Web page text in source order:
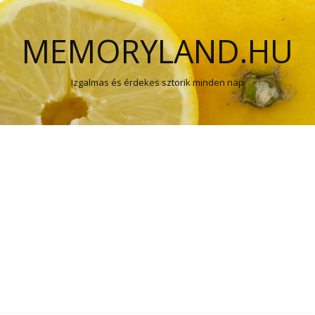
MEMORYLAND.HU
Izgalmas és érdekes sztorik minden nap